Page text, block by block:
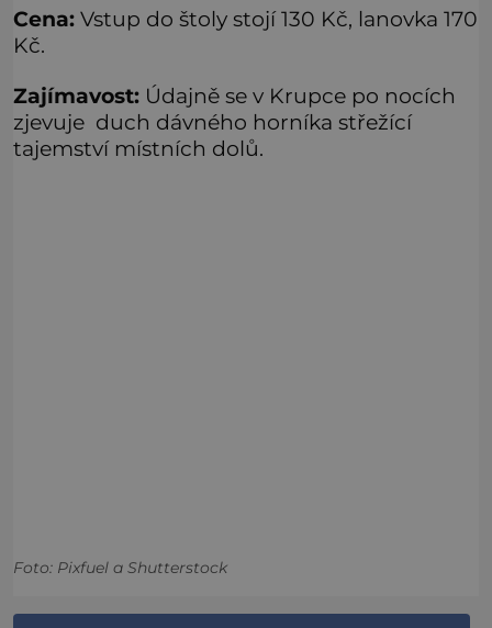
Cena: Vstup do štoly stojí 130 Kč, lanovka 170
Kč.
Zajímavost: Údajně se v Krupce po nocích
zjevuje duch dávného horníka střežící
tajemství místních dolů.
Foto: Pixfuel a Shutterstock